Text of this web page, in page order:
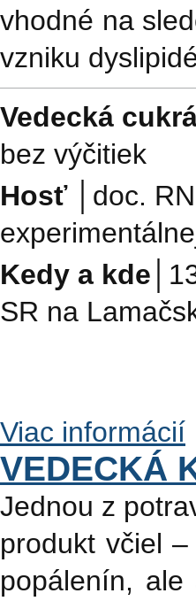
vhodné na
vzniku
Vedecká
bez výčitiek
Hosť
doc.
Kedy a kde
SR na
Viac informácií
VEDECKÁ
Jednou z
produkt včiel
popálenín,